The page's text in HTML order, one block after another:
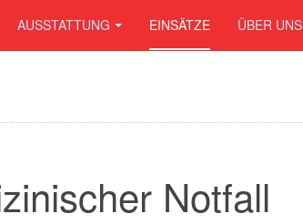
AUSSTATTUNG EINSÄTZE ÜBER UNS
Notfall